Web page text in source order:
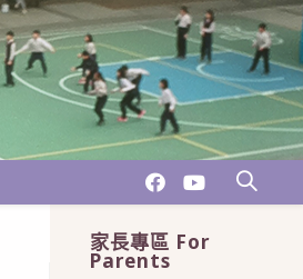
家長專區 For
Parents